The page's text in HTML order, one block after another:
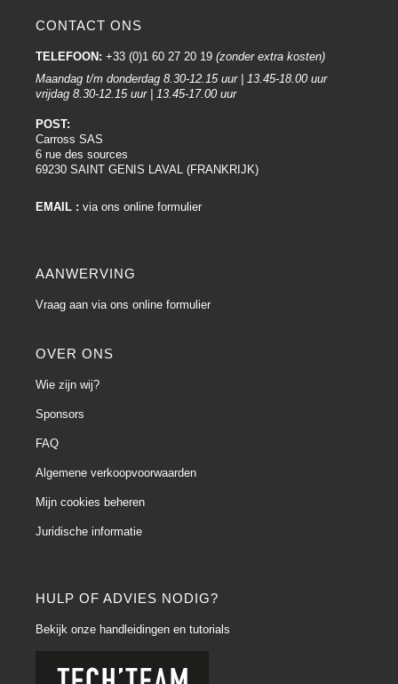
HULP OF ADVIES NODIG?
Bekijk onze handleidingen en tutorials
CONTACT ONS
TELEFOON: +33 (0)1 60 27 20 19 (zonder extra kosten)
Maandag t/m donderdag 8.30-12.15 uur | 13.45-18.00 uur
vrijdag 8.30-12.15 uur | 13.45-17.00 uur
POST:
Carross SAS
6 rue des sources
69230 SAINT GENIS LAVAL (FRANKRIJK)
EMAIL : via ons online formulier
AANWERVING
Vraag aan via ons online formulier
OVER ONS
Wie zijn wij?
Sponsors
FAQ
Algemene verkoopvoorwaarden
Mijn cookies beheren
Juridische informatie